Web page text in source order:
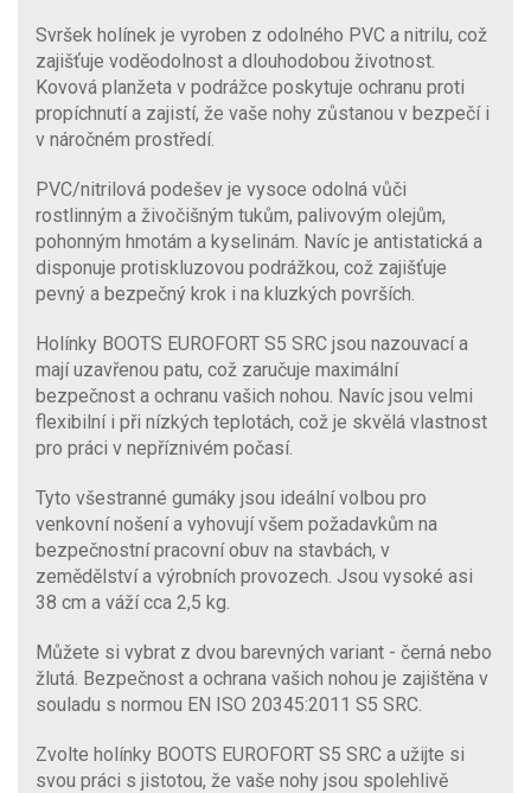
Svršek holínek je vyroben z odolného PVC a nitrilu, což
zajišťuje voděodolnost a dlouhodobou životnost.
Kovová planžeta v podrážce poskytuje ochranu proti
propíchnutí a zajistí, že vaše nohy zůstanou v bezpečí i
v náročném prostředí.
PVC/nitrilová podešev je vysoce odolná vůči
rostlinným a živočišným tukům, palivovým olejům,
pohonným hmotám a kyselinám. Navíc je antistatická a
disponuje protiskluzovou podrážkou, což zajišťuje
pevný a bezpečný krok i na kluzkých površích.
Holínky BOOTS EUROFORT S5 SRC jsou nazouvací a
mají uzavřenou patu, což zaručuje maximální
bezpečnost a ochranu vašich nohou. Navíc jsou velmi
flexibilní i při nízkých teplotách, což je skvělá vlastnost
pro práci v nepříznivém počasí.
Tyto všestranné gumáky jsou ideální volbou pro
venkovní nošení a vyhovují všem požadavkům na
bezpečnostní pracovní obuv na stavbách, v
zemědělství a výrobních provozech. Jsou vysoké asi
38 cm a váží cca 2,5 kg.
Můžete si vybrat z dvou barevných variant - černá nebo
žlutá. Bezpečnost a ochrana vašich nohou je zajištěna v
souladu s normou EN ISO 20345:2011 S5 SRC.
Zvolte holínky BOOTS EUROFORT S5 SRC a užijte si
svou práci s jistotou, že vaše nohy jsou spolehlivě